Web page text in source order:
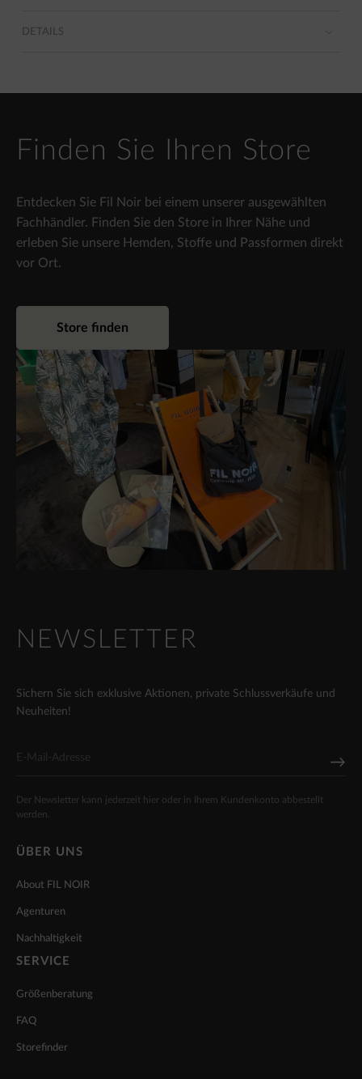
DETAILS
Finden Sie Ihren Store
Entdecken Sie Fil Noir bei einem unserer ausgewählten
Fachhändler. Finden Sie den Store in Ihrer Nähe und
erleben Sie unsere Hemden, Stoffe und Passformen direkt
vor Ort.
Store finden
NEWSLETTER
Sichern Sie sich exklusive Aktionen, private Schlussverkäufe und
Neuheiten!
Der Newsletter kann jederzeit hier oder in Ihrem Kundenkonto abbestellt
werden.
ÜBER UNS
About FIL NOIR
Agenturen
Nachhaltigkeit
SERVICE
Größenberatung
FAQ
Storefinder